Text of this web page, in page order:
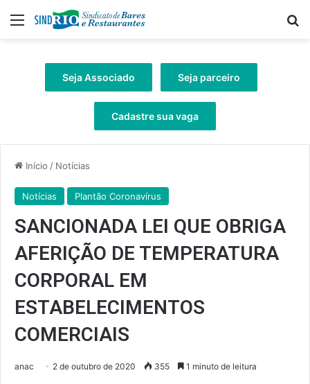
Menu
Seja Associado Seja parceiro
Cadastre sua vaga
Início / Notícias
Notícias Plantão Coronavírus
SANCIONADA LEI QUE OBRIGA
AFERIÇÃO DE TEMPERATURA
CORPORAL EM
ESTABELECIMENTOS
COMERCIAIS
anac 2 de outubro de 2020 355 1 minuto de leitura